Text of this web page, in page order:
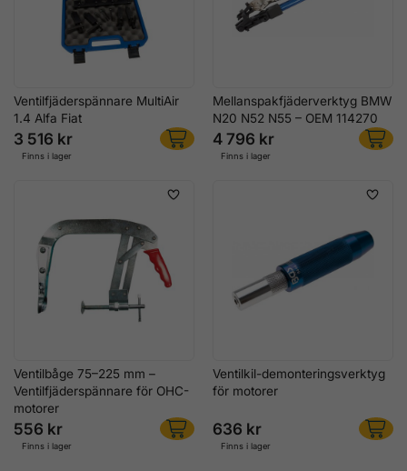
Ventilfjäderspännare MultiAir
1.4 Alfa Fiat
3 516 kr
Finns i lager
Mellanspakfjäderverktyg BMW
N20 N52 N55 – OEM 114270
4 796 kr
Finns i lager
Ventilbåge 75–225 mm –
Ventilfjäderspännare för OHC-
motorer
556 kr
Finns i lager
Ventilkil-demonteringsverktyg
för motorer
636 kr
Finns i lager